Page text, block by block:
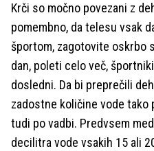
Krči so močno povezani z
pomembno, da telesu vsak
športom, zagotovite oskrbo
dan, poleti celo več,
dosledni. Da bi preprečili
zadostne količine vode tako
tudi po vadbi. Predvsem
decilitra vode vsakih 15 ali